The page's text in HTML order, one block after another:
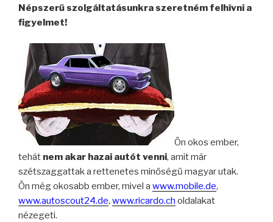
Népszerű szolgáltatásunkra szeretném felhívni a
figyelmet!
Ön okos ember,
tehát nem akar hazai autót venni, amit már
szétszaggattak a rettenetes minőségű magyar utak.
Ön még okosabb ember, mivel a www.mobile.de,
www.autoscout24.de, www.ricardo.ch oldalakat
nézegeti.